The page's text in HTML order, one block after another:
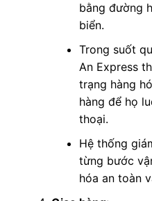
bằng đường
biển.
Trong suốt
An Express
trạng hàng
hàng để họ
thoại.
Hệ thống
từng bước
hóa an toàn